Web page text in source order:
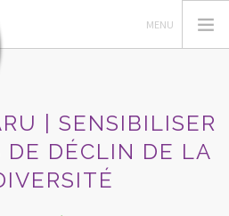
| SENSIBILISER
DE DÉCLIN DE LA